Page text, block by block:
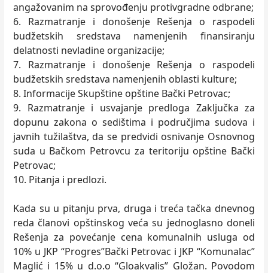
angažovanim na sprovođenju protivgradne odbrane;
6. Razmatranje i donošenje Rešenja o raspodeli
budžetskih sredstava namenjenih finansiranju
delatnosti nevladine organizacije;
7. Razmatranje i donošenje Rešenja o raspodeli
budžetskih sredstava namenjenih oblasti kulture;
8. Informacije Skupštine opštine Bački Petrovac;
9. Razmatranje i usvajanje predloga Zaključka za
dopunu zakona o sedištima i područjima sudova i
javnih tužilaštva, da se predvidi osnivanje Osnovnog
suda u Bačkom Petrovcu za teritoriju opštine Bački
Petrovac;
10. Pitanja i predlozi.
Kada su u pitanju prva, druga i treća tačka dnevnog
reda članovi opštinskog veća su jednoglasno doneli
Rešenja za povećanje cena komunalnih usluga od
10% u JKP “Progres”Bački Petrovac i JKP “Komunalac”
Maglić i 15% u d.o.o “Gloakvalis” Gložan. Povodom